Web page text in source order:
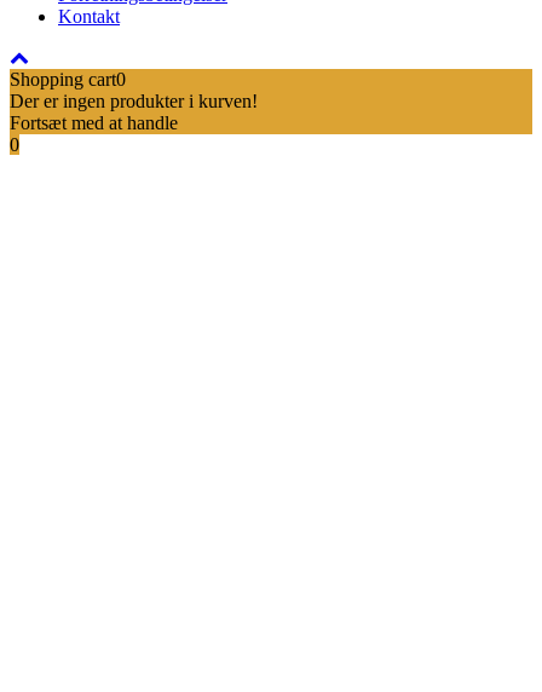
Kontakt
Shopping cart0
Der er ingen produkter i kurven!
Fortsæt med at handle
0